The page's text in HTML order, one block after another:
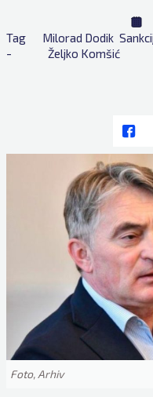
Tag
-
Milorad Dodik
Željko Komšić
Foto, Arhiv